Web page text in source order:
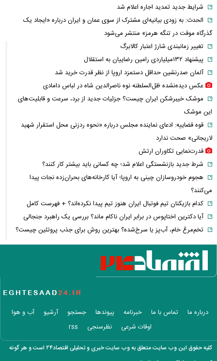
شرایط جدید تمدید اجاره اعلام شد
الحدث: به زودی بیانیه‌ای مشترک از سوی عمان و ایران درباره «ایجاد یک
گذرگاه موقت در تنگه هرمز» منتشر می‌شود
تغییر زمانبندی‌ شارژ اعتبار کالابرگ
پیشنهاد ۱۳۲میلیاردی رامین رضاییان به استقلال
آلمان صدرنشین حداقل دستمزد اروپا از نظر قدرت خرید شد
عکس دیده‌نشده ظل‌السلطنه نوه ناصرالدین شاه در لباس دامادی
موشک خیبرشکن ایران چیست؟ جزئیات جدید از برد، سرعت و قابلیت‌های
این موشک
قوه قضاییه: ادعای نماینده مجلس درباره «نحوه ردزنی محل استقرار شهید
لاریجانی» صحت ندارد
قدرت‌نمایی تکاوران ارتش
شرط جدید بازنشستگی اعلام شد؛ چه کسانی باید بیشتر کار کنند؟
هجوم خودروسازان چینی به اروپا؛ آیا کارخانه‌های بحران‌زده نجات پیدا
می‌کنند؟
کدام بازیکنان تیم فوتبال ایران هنوز تیم پیدا نکرده‌اند؟ + فهرست کامل
آیا دکترین اختاپوس در برابر ایران ناکام ماند؟ بررسی یک راهبرد جنجالی
تخم‌مرغ خام، آب‌پز یا سرخ‌شده؟ بهترین روش برای جذب پروتئین چیست؟
پشت پرده خودکفایی دارویی؛ چرا واردات همچنان حرف اول را می‌زند؟
حمله خلبانان ایرانی به پایگاه آمریکا بدون GPS
شرایط تغییر نام خانوادگی و شناسنامه اعلام شد+ مراحل، مدارک لازم و قوانین
مصرف لبنیات یک‌چهارم شد؛ قیمت شیر باز هم افزایش می‌یابد؟ / هشدار
ویدئو
درباره ما تماس با ما خبرنامه پیوندها جستجو آرشیو
آب و هوا
اوقات شرعی
نظرسنجی rss
کلیه حقوق این وب سایت متعلق به وب سایت خبری و تحلیلی اقتصاد۲۴ است و هر گونه